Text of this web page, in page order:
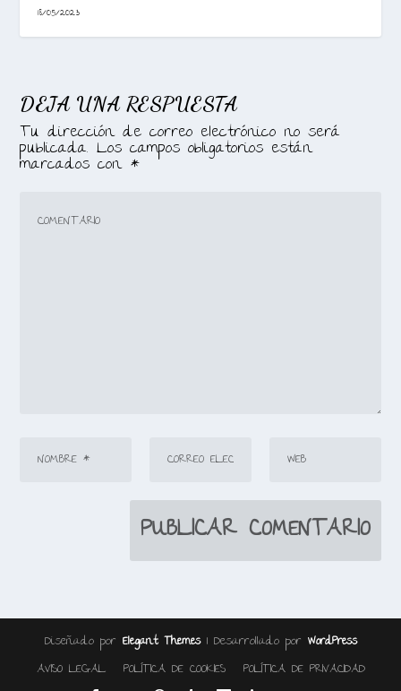
18/05/2023
DEJA UNA RESPUESTA
Tu dirección de correo electrónico no será
publicada. Los campos obligatorios están
marcados con *
Diseñado por Elegant Themes| Desarrollado por WordPress
AVISO LEGAL POLÍTICA DE COOKIES POLÍTICA DE PRIVACIDAD